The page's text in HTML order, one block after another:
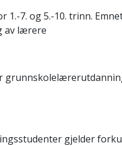
7. og 5.-10. trinn.
av lærere
gjelder